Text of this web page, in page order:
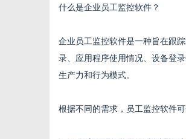
什么是企业员工监控软件？
企业员工监控软件是一种旨在跟
录、应用程序使用情况、设备登
生产力和行为模式。
根据不同的需求，员工监控软件